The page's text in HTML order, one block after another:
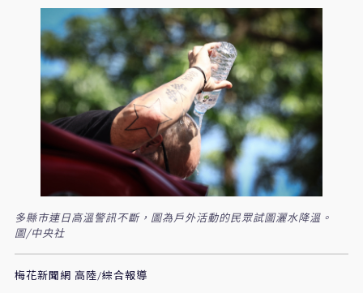
多縣市連日高溫警訊不斷，圖為戶外活動的民眾試圖灑水降溫。
圖/中央社
梅花新聞網 高陸/綜合報導